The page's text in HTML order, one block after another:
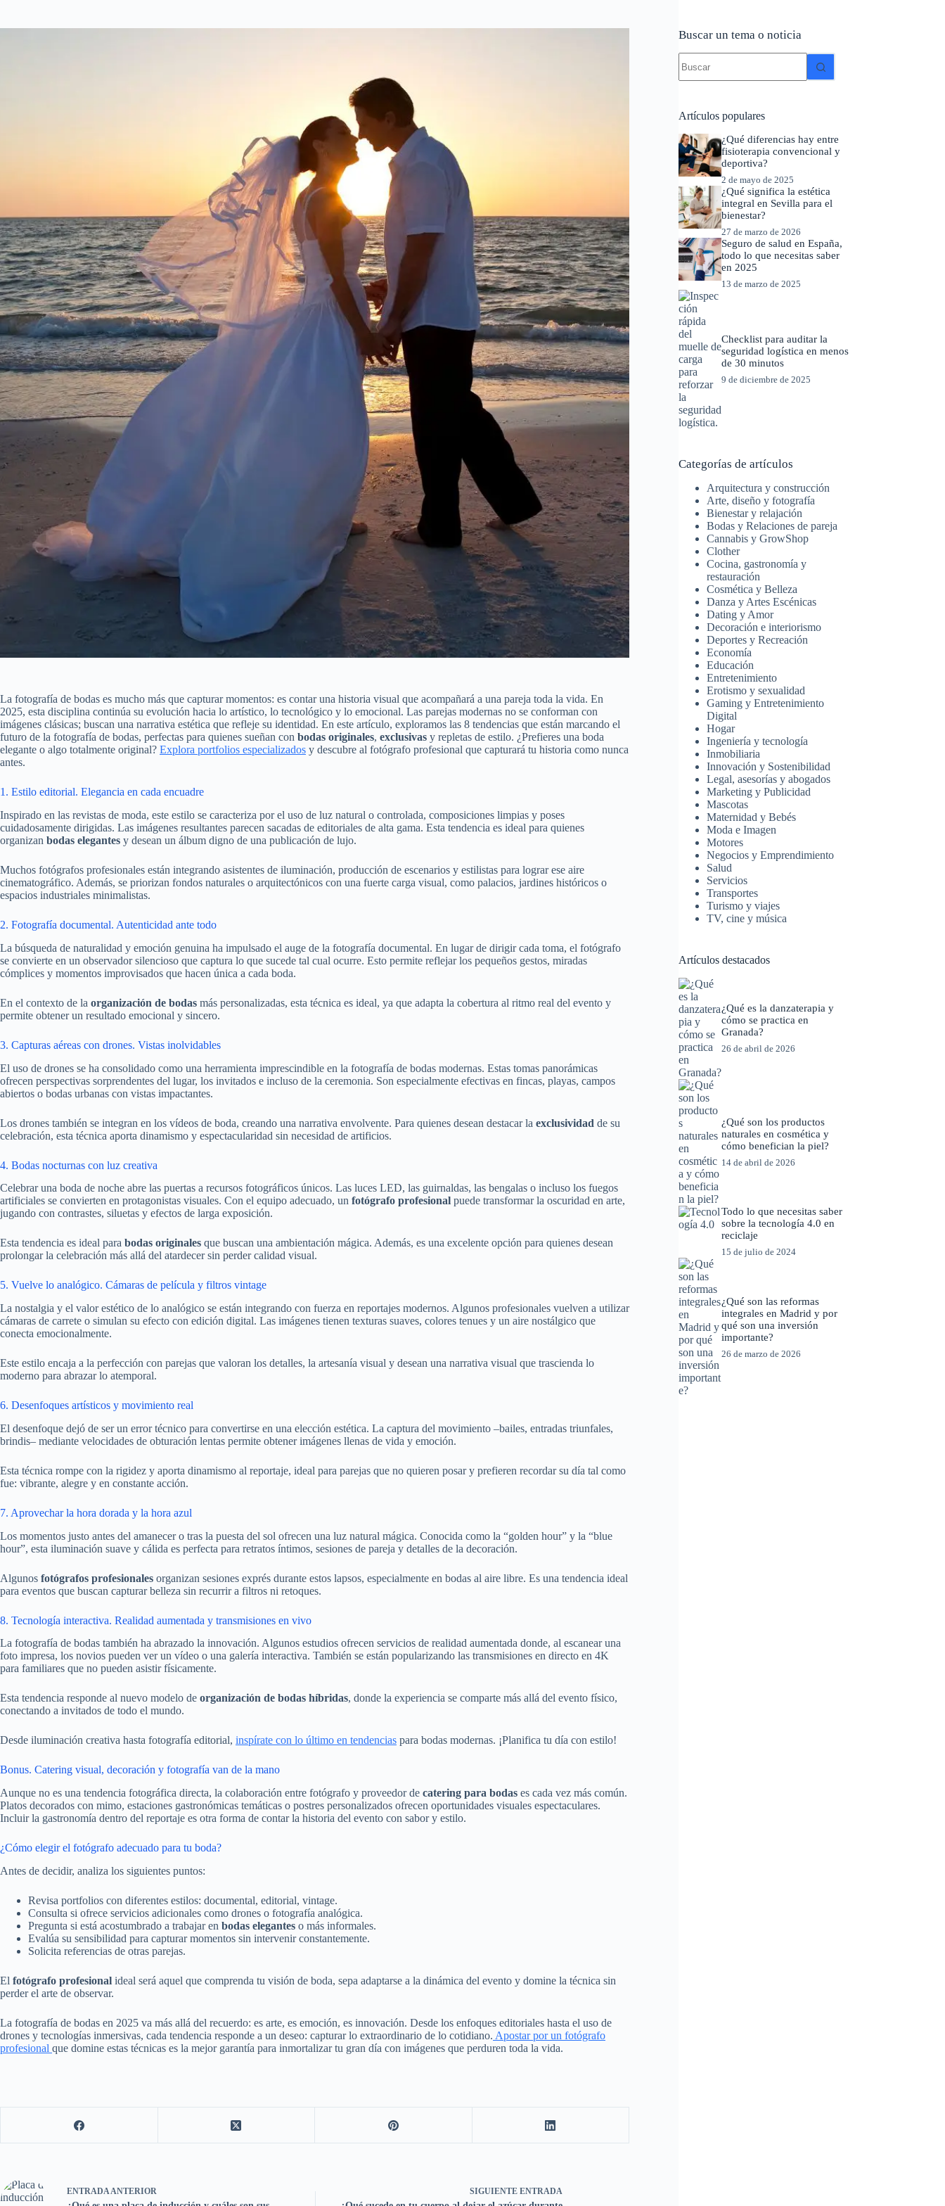
La fotografía de bodas es mucho más que capturar momentos: es contar una historia visual que acompañará a una pareja toda la vida. En
2025, esta disciplina continúa su evolución hacia lo artístico, lo tecnológico y lo emocional. Las parejas modernas no se conforman con
imágenes clásicas; buscan una narrativa estética que refleje su identidad. En este artículo, exploramos las 8 tendencias que están marcando el
futuro de la fotografía de bodas, perfectas para quienes sueñan con bodas originales, exclusivas y repletas de estilo. ¿Prefieres una boda
elegante o algo totalmente original? Explora portfolios especializados y descubre al fotógrafo profesional que capturará tu historia como nunca
antes.
1. Estilo editorial. Elegancia en cada encuadre
Inspirado en las revistas de moda, este estilo se caracteriza por el uso de luz natural o controlada, composiciones limpias y poses
cuidadosamente dirigidas. Las imágenes resultantes parecen sacadas de editoriales de alta gama. Esta tendencia es ideal para quienes
organizan bodas elegantes y desean un álbum digno de una publicación de lujo.
Muchos fotógrafos profesionales están integrando asistentes de iluminación, producción de escenarios y estilistas para lograr ese aire
cinematográfico. Además, se priorizan fondos naturales o arquitectónicos con una fuerte carga visual, como palacios, jardines históricos o
espacios industriales minimalistas.
2. Fotografía documental. Autenticidad ante todo
La búsqueda de naturalidad y emoción genuina ha impulsado el auge de la fotografía documental. En lugar de dirigir cada toma, el fotógrafo
se convierte en un observador silencioso que captura lo que sucede tal cual ocurre. Esto permite reflejar los pequeños gestos, miradas
cómplices y momentos improvisados que hacen única a cada boda.
En el contexto de la organización de bodas más personalizadas, esta técnica es ideal, ya que adapta la cobertura al ritmo real del evento y
permite obtener un resultado emocional y sincero.
3. Capturas aéreas con drones. Vistas inolvidables
El uso de drones se ha consolidado como una herramienta imprescindible en la fotografía de bodas modernas. Estas tomas panorámicas
ofrecen perspectivas sorprendentes del lugar, los invitados e incluso de la ceremonia. Son especialmente efectivas en fincas, playas, campos
abiertos o bodas urbanas con vistas impactantes.
Los drones también se integran en los vídeos de boda, creando una narrativa envolvente. Para quienes desean destacar la exclusividad de su
celebración, esta técnica aporta dinamismo y espectacularidad sin necesidad de artificios.
4. Bodas nocturnas con luz creativa
Celebrar una boda de noche abre las puertas a recursos fotográficos únicos. Las luces LED, las guirnaldas, las bengalas o incluso los fuegos
artificiales se convierten en protagonistas visuales. Con el equipo adecuado, un fotógrafo profesional puede transformar la oscuridad en arte,
jugando con contrastes, siluetas y efectos de larga exposición.
Esta tendencia es ideal para bodas originales que buscan una ambientación mágica. Además, es una excelente opción para quienes desean
prolongar la celebración más allá del atardecer sin perder calidad visual.
5. Vuelve lo analógico. Cámaras de película y filtros vintage
La nostalgia y el valor estético de lo analógico se están integrando con fuerza en reportajes modernos. Algunos profesionales vuelven a utilizar
cámaras de carrete o simulan su efecto con edición digital. Las imágenes tienen texturas suaves, colores tenues y un aire nostálgico que
conecta emocionalmente.
Este estilo encaja a la perfección con parejas que valoran los detalles, la artesanía visual y desean una narrativa visual que trascienda lo
moderno para abrazar lo atemporal.
6. Desenfoques artísticos y movimiento real
El desenfoque dejó de ser un error técnico para convertirse en una elección estética. La captura del movimiento –bailes, entradas triunfales,
brindis– mediante velocidades de obturación lentas permite obtener imágenes llenas de vida y emoción.
Esta técnica rompe con la rigidez y aporta dinamismo al reportaje, ideal para parejas que no quieren posar y prefieren recordar su día tal como
fue: vibrante, alegre y en constante acción.
7. Aprovechar la hora dorada y la hora azul
Los momentos justo antes del amanecer o tras la puesta del sol ofrecen una luz natural mágica. Conocida como la “golden hour” y la “blue
hour”, esta iluminación suave y cálida es perfecta para retratos íntimos, sesiones de pareja y detalles de la decoración.
Algunos fotógrafos profesionales organizan sesiones exprés durante estos lapsos, especialmente en bodas al aire libre. Es una tendencia ideal
para eventos que buscan capturar belleza sin recurrir a filtros ni retoques.
8. Tecnología interactiva. Realidad aumentada y transmisiones en vivo
La fotografía de bodas también ha abrazado la innovación. Algunos estudios ofrecen servicios de realidad aumentada donde, al escanear una
foto impresa, los novios pueden ver un vídeo o una galería interactiva. También se están popularizando las transmisiones en directo en 4K
para familiares que no pueden asistir físicamente.
Esta tendencia responde al nuevo modelo de organización de bodas híbridas, donde la experiencia se comparte más allá del evento físico,
conectando a invitados de todo el mundo.
Desde iluminación creativa hasta fotografía editorial, inspírate con lo último en tendencias para bodas modernas. ¡Planifica tu día con estilo!
Bonus. Catering visual, decoración y fotografía van de la mano
Aunque no es una tendencia fotográfica directa, la colaboración entre fotógrafo y proveedor de catering para bodas es cada vez más común.
Platos decorados con mimo, estaciones gastronómicas temáticas o postres personalizados ofrecen oportunidades visuales espectaculares.
Incluir la gastronomía dentro del reportaje es otra forma de contar la historia del evento con sabor y estilo.
¿Cómo elegir el fotógrafo adecuado para tu boda?
Antes de decidir, analiza los siguientes puntos:
Revisa portfolios con diferentes estilos: documental, editorial, vintage.
Consulta si ofrece servicios adicionales como drones o fotografía analógica.
Pregunta si está acostumbrado a trabajar en bodas elegantes o más informales.
Evalúa su sensibilidad para capturar momentos sin intervenir constantemente.
Solicita referencias de otras parejas.
El fotógrafo profesional ideal será aquel que comprenda tu visión de boda, sepa adaptarse a la dinámica del evento y domine la técnica sin
perder el arte de observar.
La fotografía de bodas en 2025 va más allá del recuerdo: es arte, es emoción, es innovación. Desde los enfoques editoriales hasta el uso de
drones y tecnologías inmersivas, cada tendencia responde a un deseo: capturar lo extraordinario de lo cotidiano. Apostar por un fotógrafo
profesional que domine estas técnicas es la mejor garantía para inmortalizar tu gran día con imágenes que perduren toda la vida.
ENTRADA ANTERIOR SIGUIENTEENTRADA
Buscar un tema o noticia
resultados
Artículos populares
¿Qué diferencias hay entre
fisioterapia convencional y
deportiva?
2 de mayo de 2025
¿Qué significa la estética
integral en Sevilla para el
bienestar?
27 de marzo de 2026
Seguro de salud en España,
todo lo que necesitas saber
en 2025
13 de marzo de 2025
Checklist para auditar la
seguridad logística en menos
de 30 minutos
9 de diciembre de 2025
Categorías de artículos
Arquitectura y construcción
Arte, diseño y fotografía
Bienestar y relajación
Bodas y Relaciones de pareja
Cannabis y GrowShop
Clother
Cocina, gastronomía y
restauración
Cosmética y Belleza
Danza y Artes Escénicas
Dating y Amor
Decoración e interiorismo
Deportes y Recreación
Economía
Educación
Entretenimiento
Erotismo y sexualidad
Gaming y Entretenimiento
Digital
Hogar
Ingeniería y tecnología
Inmobiliaria
Innovación y Sostenibilidad
Legal, asesorías y abogados
Marketing y Publicidad
Mascotas
Maternidad y Bebés
Moda e Imagen
Motores
Negocios y Emprendimiento
Salud
Servicios
Transportes
Turismo y viajes
TV, cine y música
Artículos destacados
¿Qué es la danzaterapia y
cómo se practica en
Granada?
26 de abril de 2026
¿Qué son los productos
naturales en cosmética y
cómo benefician la piel?
14 de abril de 2026
Todo lo que necesitas saber
sobre la tecnología 4.0 en
reciclaje
15 de julio de 2024
¿Qué son las reformas
integrales en Madrid y por
qué son una inversión
importante?
26 de marzo de 2026